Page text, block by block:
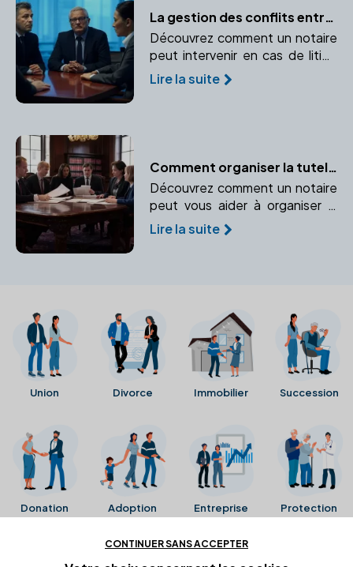
La gestion des conflits entre associés : le rôle du notaire
Découvrez comment un notaire
peut intervenir en cas de litige
entre associés et prévenir les
conflits. Points clefs : Médiation
Lire la suite
Comment organiser la tutelle ou la curatelle avec un notaire
Découvrez comment un notaire
peut vous aider à organiser la
tutelle ou la curatelle pour
protéger les personnes
Lire la suite
Union Divorce Immobilier Succession
Donation Adoption Entreprise Protection
CONTINUER SANS ACCEPTER